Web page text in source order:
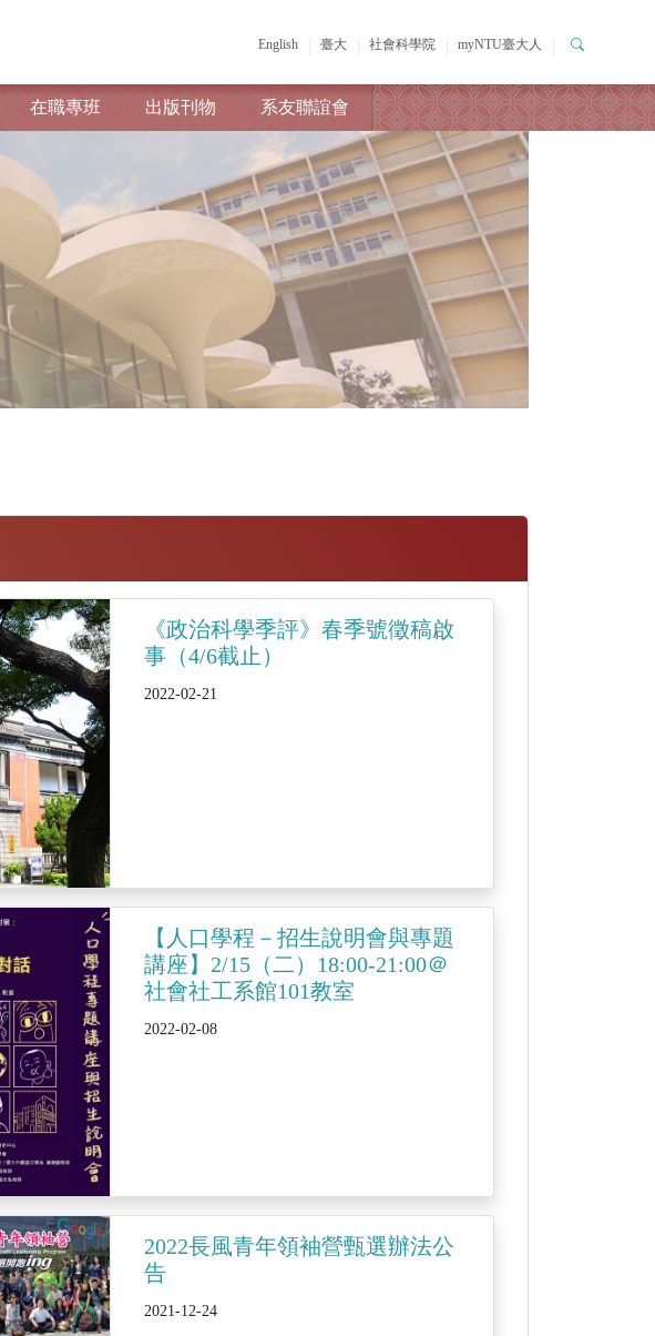
English 臺大 社會科學院 myNTU臺大人
在職專班 出版刊物 系友聯誼會
《政治科學季評》春季號徵稿啟
事（4/6截止）
2022-02-21
【人口學程－招生說明會與專題
講座】2/15（二）18:00-21:00＠
社會社工系館101教室
2022-02-08
2022長風青年領袖營甄選辦法公
告
2021-12-24